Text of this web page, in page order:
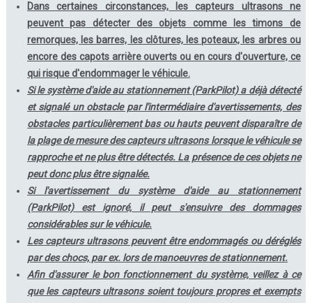
Dans certaines circonstances, les capteurs ultrasons ne
peuvent pas détecter des objets comme les timons de
remorques, les barres, les clôtures, les poteaux, les arbres ou
encore des capots arrière ouverts ou en cours d'ouverture, ce
qui risque d'endommager le véhicule.
Si le système d'aide au stationnement (ParkPilot) a déjà détecté
et signalé un obstacle par l'intermédiaire d'avertissements, des
obstacles particulièrement bas ou hauts peuvent disparaître de
la plage de mesure des capteurs ultrasons lorsque le véhicule se
rapproche et ne plus être détectés. La présence de ces objets ne
peut donc plus être signalée.
Si l'avertissement du système d'aide au stationnement
(ParkPilot) est ignoré, il peut s'ensuivre des dommages
considérables sur le véhicule.
Les capteurs ultrasons peuvent être endommagés ou déréglés
par des chocs, par ex. lors de manoeuvres de stationnement.
Afin d'assurer le bon fonctionnement du système, veillez à ce
que les capteurs ultrasons soient toujours propres et exempts